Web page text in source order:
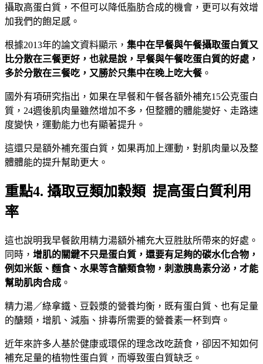
攝取高蛋白質，不但可以降低脂肪合成的機會，更可以有效增
加我們的飽足感。
根據2013年的論文資料顯示， 集中在早餐與午餐攝取蛋白質又
比分散在三餐更好，也就是說，早餐與午餐吃蛋白質的好處，
多於分散在三餐吃，又勝於只集中在晚上吃大餐。
國外有項研究指出，如果在早餐和午餐各額外補充15公克蛋白
質，24週後肌肉量雖然增加不多，但整體的體能變好、走路速
度變快，運動能力也有顯著提升。
這還只是額外補充蛋白質，如果再加上運動，對肌肉量以及整
體體能的提升幫助更大。
重點4. 攝取豆類加穀類 提高蛋白質利用
率
這也說明我早餐飲用精力湯額外補充大豆胜肽所帶來的好處。
同時， 增肌的關鍵不只是蛋白質，還要有足夠的碳水化合物，
例如米飯、麵食、水果等含醣類食物，刺激胰島素分泌，才能
幫助肌肉合成 。
精力湯／綠拿鐵、豆穀漿的營養均衡，既有蛋白質、也有足量
的醣類，增肌、減脂、排毒所需要的營養素一杯到齊。
近年來許多人基於健康或環保的理念改吃蔬食，卻因不知如何
補充足量的植物性蛋白質，而導致蛋白質缺乏。